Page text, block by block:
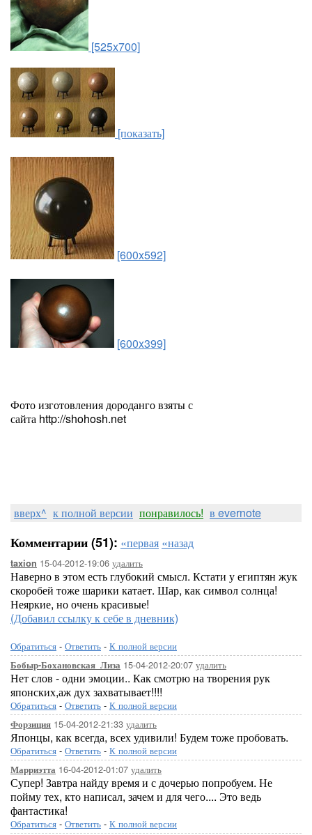
[525x700]
[показать]
[600x592]
[600x399]
Фото изготовления дороданго взяты с
сайта http://shohosh.net
вверх^ к полной версии понравилось! в evernote
Комментарии (51): «первая «назад
taxion 15-04-2012-19:06 удалить
Наверно в этом есть глубокий смысл. Кстати у египтян жук
скоробей тоже шарики катает. Шар, как символ солнца!
Неяркие, но очень красивые!
(Добавил ссылку к себе в дневник)
Обратиться - Ответить - К полной версии
Бобыр-Бохановская_Лиза 15-04-2012-20:07 удалить
Нет слов - одни эмоции.. Как смотрю на творения рук
японских,аж дух захватывает!!!!
Обратиться - Ответить - К полной версии
Форзиция 15-04-2012-21:33 удалить
Японцы, как всегда, всех удивили! Будем тоже пробовать.
Обратиться - Ответить - К полной версии
Марриэтта 16-04-2012-01:07 удалить
Супер! Завтра найду время и с дочерью попробуем. Не
пойму тех, кто написал, зачем и для чего.... Это ведь
фантастика!
Обратиться - Ответить - К полной версии